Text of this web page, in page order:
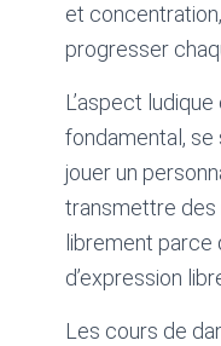
et
progresser
L’aspect
fondamental, se
jouer un
transmettre des
librement parce
d’expression
Les cours de